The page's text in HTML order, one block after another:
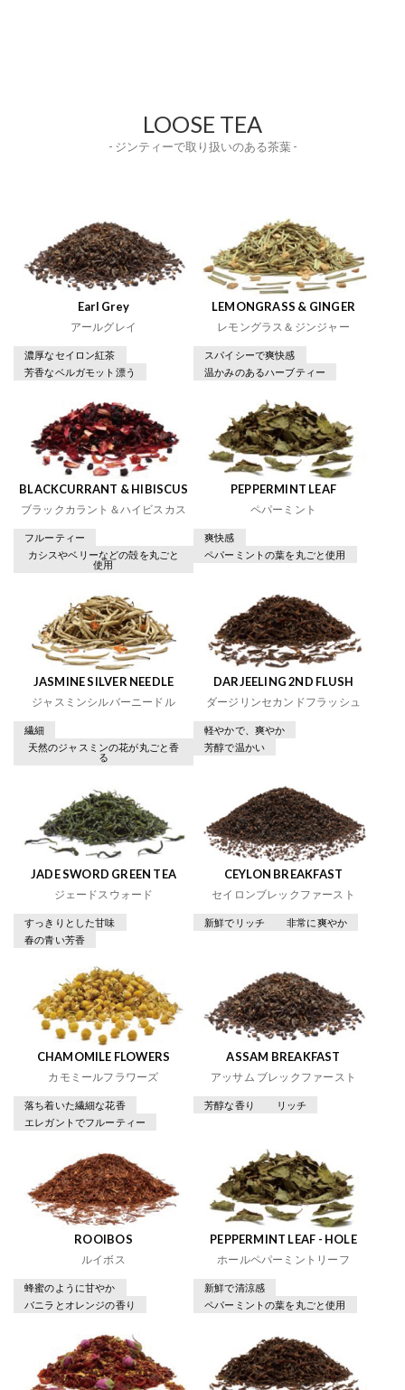
LOOSE TEA
- ジンティーで取り扱いのある茶葉 -
Earl Grey
アールグレイ
濃厚なセイロン紅茶
芳香なベルガモット漂う
LEMONGRASS & GINGER
レモングラス＆ジンジャー
スパイシーで爽快感
温かみのあるハーブティー
BLACKCURRANT & HIBISCUS
ブラックカラント＆ハイビスカス
フルーティー
カシスやベリーなどの殻を丸ごと
使用
PEPPERMINT LEAF
ペパーミント
爽快感
ペパーミントの葉を丸ごと使用
JASMINE SILVER NEEDLE
ジャスミンシルバーニードル
繊細
天然のジャスミンの花が丸ごと香
る
DARJEELING 2ND FLUSH
ダージリンセカンドフラッシュ
軽やかで、爽やか
芳醇で温かい
JADE SWORD GREEN TEA
ジェードスウォード
すっきりとした甘味
春の青い芳香
CEYLON BREAKFAST
セイロンブレックファースト
新鮮でリッチ 非常に爽やか
CHAMOMILE FLOWERS
カモミールフラワーズ
落ち着いた繊細な花香
エレガントでフルーティー
ASSAM BREAKFAST
アッサム ブレックファースト
芳醇な香り リッチ
ROOIBOS
ルイボス
蜂蜜のように甘やか
バニラとオレンジの香り
PEPPERMINT LEAF - HOLE
ホールペパーミントリーフ
新鮮で清涼感
ペパーミントの葉を丸ごと使用